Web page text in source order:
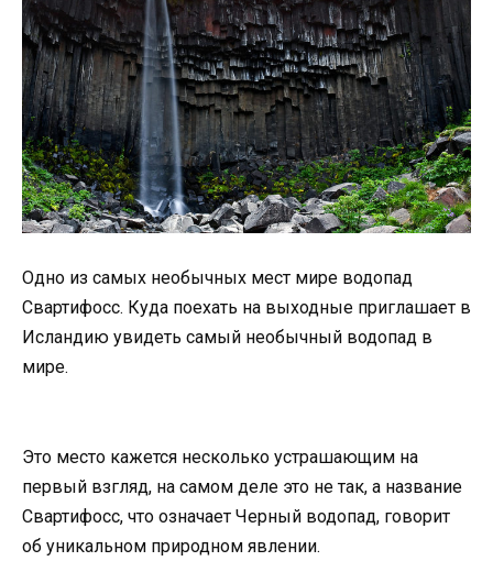
Одно из самых необычных мест мире водопад
Свартифосс. Куда поехать на выходные приглашает в
Исландию увидеть самый необычный водопад в
мире.
Это место кажется несколько устрашающим на
первый взгляд, на самом деле это не так, а название
Свартифосс, что означает Черный водопад, говорит
об уникальном природном явлении.